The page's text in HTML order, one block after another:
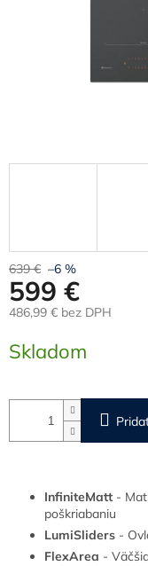
639 € –6 %
599 €
486,99 € bez DPH
cena:
Skladom
InfiniteMatt -
poškriabaniu
LumiSliders -
FlexArea -